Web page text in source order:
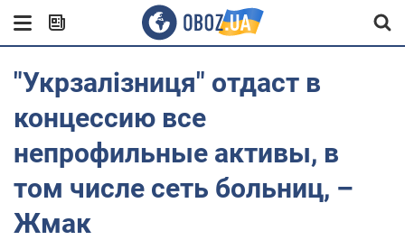
"Укрзалізниця" отдаст в
концессию все
непрофильные активы, в
том числе сеть больниц, –
Жмак